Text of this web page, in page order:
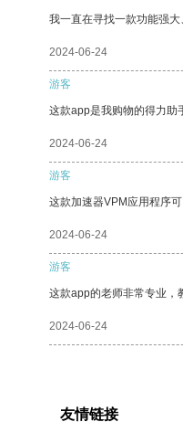
我一直在寻找一款功能强
2024-06-24
游客
这款app是我购物的得力助
2024-06-24
游客
这款加速器VPM应用程序
2024-06-24
游客
这款app的老师非常专业，
2024-06-24
友情链接